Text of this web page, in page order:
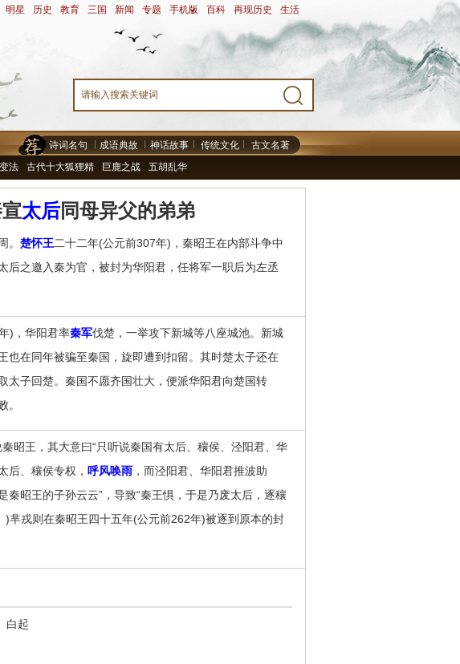
明星 历史 教育 三国 新闻 专题 手机版 百科 再现历史 生活
诗词名句 成语典故 神话故事 传统文化
古文名著
法 古代十大狐狸精 巨鹿之战 五胡乱华
太后同母异父的弟弟
。 楚怀王二十二年(公元前307年)，秦昭王在内部斗争中
后之邀入秦为官，被封为华阳君，任将军一职后为左丞
)，华阳君率秦军伐楚，一举攻下新城等八座城池。新城
也在同年被骗至秦国，旋即遭到扣留。其时楚太子还在
太子回楚。秦国不愿齐国壮大，便派华阳君向楚国转
。
王，其大意曰“只听说秦国有太后、穰侯、泾阳君、华
后、穰侯专权， 呼风唤雨 ，而泾阳君、华阳君推波助
昭王的子孙云云”，导致“秦王惧，于是乃废太后，逐穰
)芈戎则在秦昭王四十五年(公元前262年)被逐到原本的封
白起